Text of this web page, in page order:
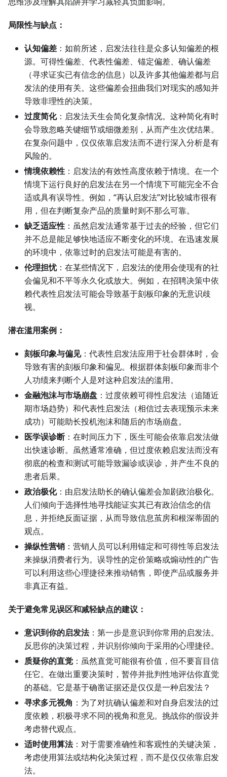
局限性与缺点：
认知偏差 ：如前所述，启发法往往是众多认知偏差的根
源。可得性偏差、代表性偏差、锚定偏差、确认偏差
（寻求证实已有信念的信息）以及许多其他偏差都与启
发法的使用有关。这些偏差会扭曲我们对现实的感知并
导致非理性的决策。
过度简化：启发法天生会简化复杂情况。这种简化有时
会导致忽略关键细节或细微差别，从而产生次优结果。
在复杂问题中，仅仅依靠启发法而不进行深入分析是有
风险的。
情境依赖性 ：启发法的有效性高度依赖于情境。在一个
情境下运行良好的启发法在另一个情境下可能完全不合
适或具有误导性。例如，“再认启发法”对比较城市很有
用，但在判断复杂产品的质量时则不那么可靠。
缺乏适应性 ：虽然启发法通常基于过去的经验，但它们
并不总是能足够快地适应不断变化的环境。在迅速发展
的环境中，依靠过时的启发法可能是有害的。
伦理担忧：在某些情况下，启发法的使用会使现有的社
会偏见和不平等永久化或放大。例如，在招聘决策中依
赖代表性启发法可能会导致基于刻板印象的无意识歧
视。
潜在滥用案例：
刻板印象与偏见：代表性启发法应用于社会群体时，会
导致有害的刻板印象和偏见。根据群体刻板印象而非个
人功绩来判断个人是对这种启发法的滥用。
金融泡沫与市场崩盘 ：过度依赖可得性启发法（追随近
期市场趋势）和代表性启发法（相信过去表现预示未来
成功）可能助长投机泡沫和随后的市场崩盘。
医学误诊断：在时间压力下，医生可能会依靠启发法做
出快速诊断。虽然通常准确，但过度依赖启发法而没有
彻底的检查和测试可能导致漏诊或误诊，并产生不良的
患者后果。
政治极化：由启发法助长的确认偏差会加剧政治极化。
人们倾向于选择性地寻找能证实其已有政治信念的信
息，并拒绝反面证据，从而导致信息茧房和根深蒂固的
观点。
操纵性营销 ：营销人员可以利用锚定和可得性等启发法
来操纵消费者行为。误导性的定价策略或煽动性的广告
可以利用这些心理捷径来推动销售，即使产品或服务并
非真正有益。
关于避免常见误区和减轻缺点的建议：
意识到你的启发法：第一步是意识到你常用的启发法。
反思你的决策过程，并识别你倾向于采用的心理捷径。
质疑你的直觉 ：虽然直觉可能很有价值，但不要盲目信
任它。在做出重要决策时，暂停并批判性地评估你直觉
的基础。它是基于确凿证据还是仅仅是一种启发法？
寻求多元视角 ：为了对抗确认偏差和对自身启发法的过
度依赖，积极寻求不同的视角和意见。挑战你的假设并
考虑替代观点。
适时使用算法：对于需要准确性和客观性的关键决策，
考虑使用算法或结构化决策过程，而不是仅仅依靠启发
法。